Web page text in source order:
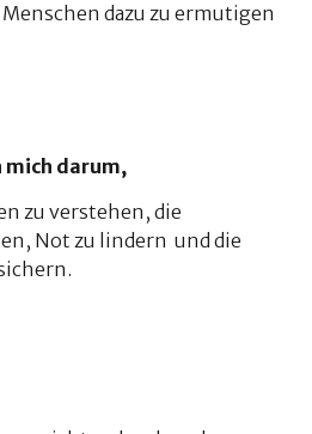
dazu zu ermutigen
mich darum,
zu verstehen, die
Not zu lindern und die